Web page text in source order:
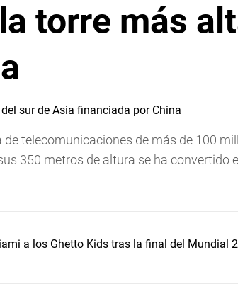
torre más
telecomunicaciones de más de 100
350 metros de altura se ha convertido
a los Ghetto Kids tras la final del Mundial